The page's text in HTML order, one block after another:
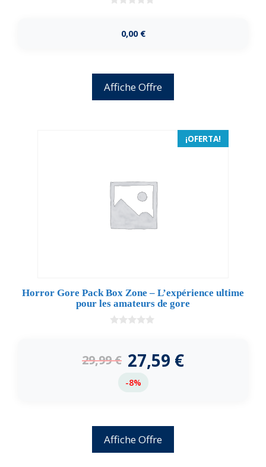
0,00 €
Affiche Offre
¡OFERTA!
Horror Gore Pack Box Zone – L’expérience ultime
pour les amateurs de gore
5
29,99€ 27,59 €
-8%
Affiche Offre